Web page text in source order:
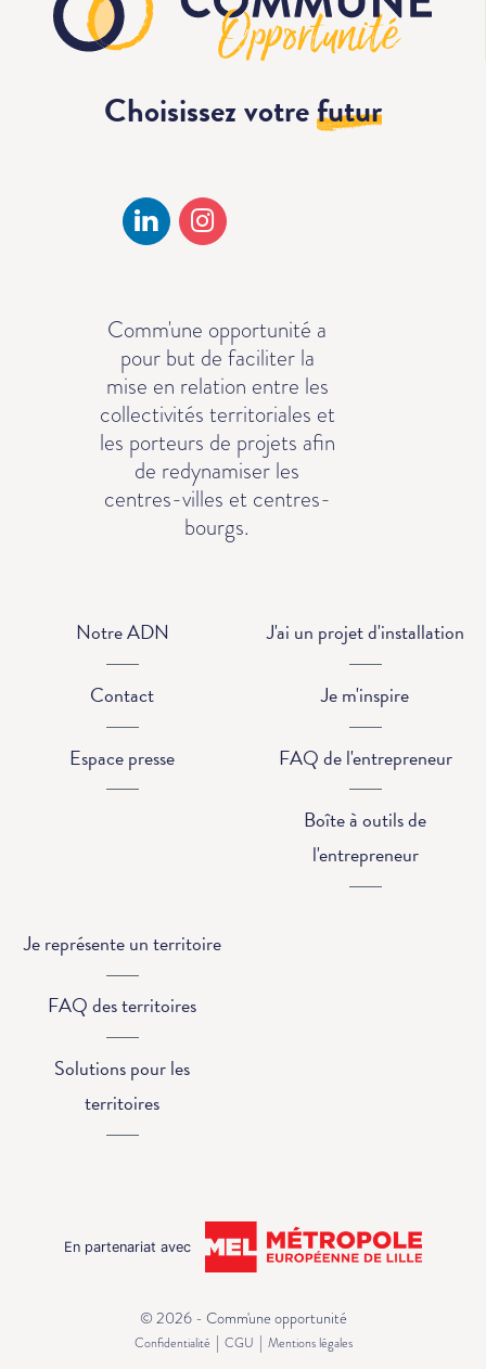
Choisissez votrefutur
Comm'une opportunité a
pour but de faciliter la
mise en relation entre les
collectivités territoriales et
les porteurs de projets afin
de redynamiser les
centres-villes et centres-
bourgs.
Notre ADN
Contact
Espace presse
J'ai un projet d'installation
Je m'inspire
FAQ de l'entrepreneur
Boîte à outils de
l'entrepreneur
Je représente un territoire
FAQ des territoires
Solutions pour les
territoires
En partenariat avec
© 2026 - Comm'une opportunité
Confidentialité | CGU | Mentions légales